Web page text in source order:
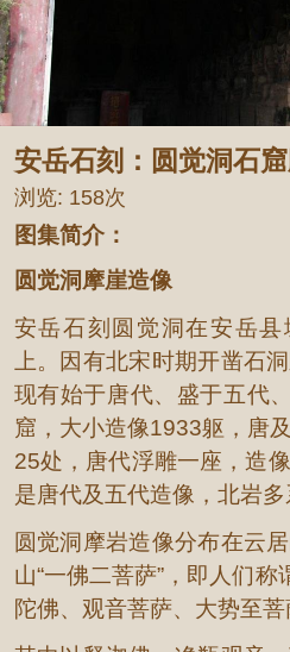
安岳石刻：圆觉洞石
浏览: 158次
图集简介：
圆觉洞摩崖造像
安岳石刻圆觉洞在安岳
上。因有北宋时期开凿石
现有始于唐代、盛于五代
窟，大小造像1933躯，唐
25处，唐代浮雕一座，造
是唐代及五代造像，北岩多
圆觉洞摩岩造像分布在云
山“一佛二菩萨”，即人们称
陀佛、观音菩萨、大势至菩